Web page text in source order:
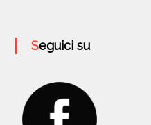
Seguici su